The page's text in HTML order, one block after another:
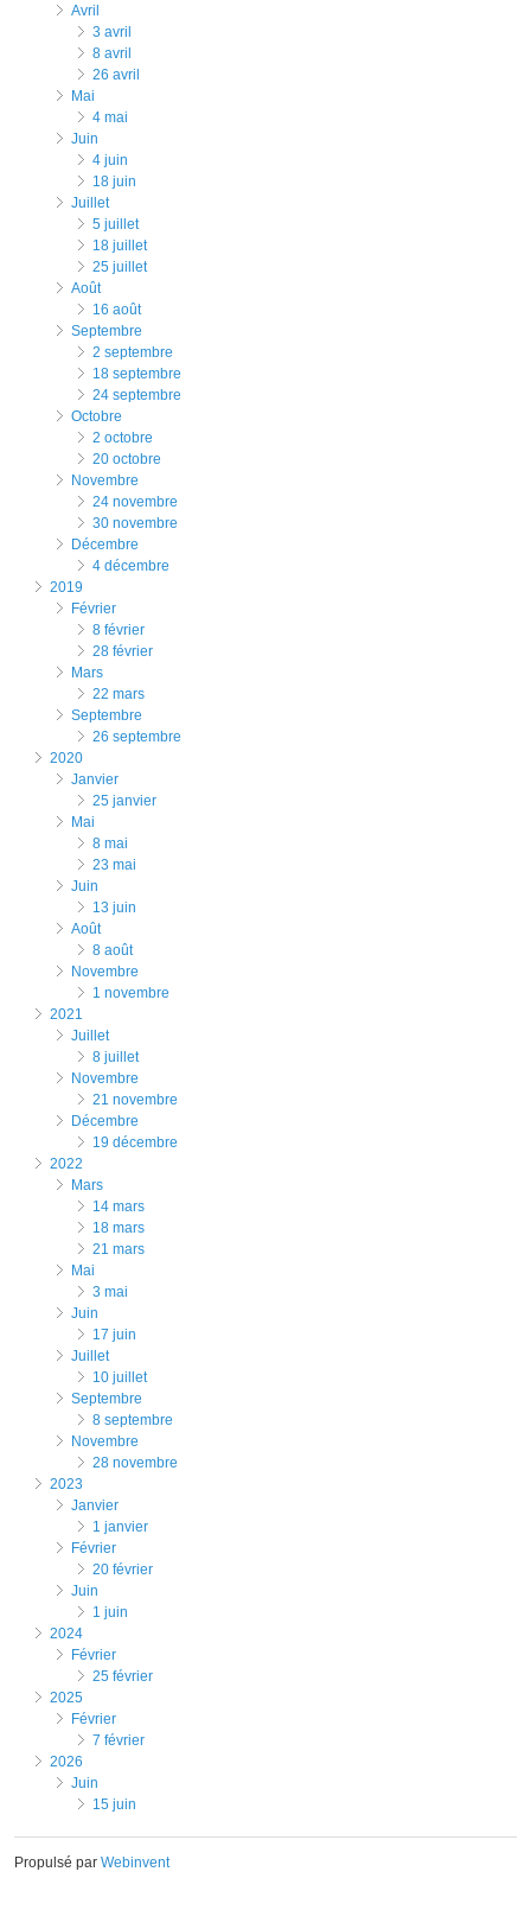
avril
3 avril
8 avril
26 avril
mai
4 mai
juin
4 juin
18 juin
juillet
5 juillet
18 juillet
25 juillet
août
16 août
septembre
2 septembre
18 septembre
24 septembre
octobre
2 octobre
20 octobre
novembre
24 novembre
30 novembre
décembre
4 décembre
2019
février
8 février
28 février
mars
22 mars
septembre
26 septembre
2020
janvier
25 janvier
mai
8 mai
23 mai
juin
13 juin
août
8 août
novembre
1 novembre
2021
juillet
8 juillet
novembre
21 novembre
décembre
19 décembre
2022
mars
14 mars
18 mars
21 mars
mai
3 mai
juin
17 juin
juillet
10 juillet
septembre
8 septembre
novembre
28 novembre
2023
janvier
1 janvier
février
20 février
juin
1 juin
2024
février
25 février
2025
février
7 février
2026
juin
15 juin
Propulsé par Webinvent